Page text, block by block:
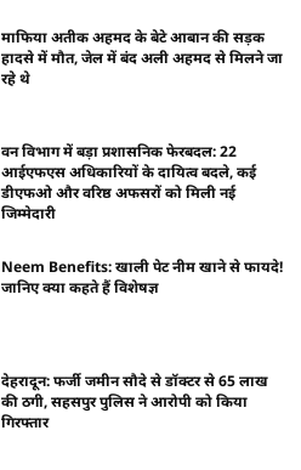
माफिया अतीक अहमद के बेटे आबान की सड़क
हादसे में मौत, जेल में बंद अली अहमद से मिलने जा
रहे थे
वन विभाग में बड़ा प्रशासनिक फेरबदल: 22
आईएफएस अधिकारियों के दायित्व बदले, कई
डीएफओ और वरिष्ठ अफसरों को मिली नई
जिम्मेदारी
Neem Benefits: खाली पेट नीम खाने से फायदे!
जानिए क्या कहते हैं विशेषज्ञ
देहरादून: फर्जी जमीन सौदे से डॉक्टर से 65 लाख
की ठगी, सहसपुर पुलिस ने आरोपी को किया
गिरफ्तार